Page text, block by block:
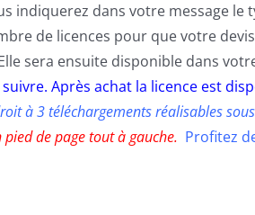
indiquerez dans votre message le
de licences pour que votre
sera ensuite disponible dans
suivre.Après achat la licence est
à 3 téléchargements réalisables
pied de page tout à gauche. Profitez